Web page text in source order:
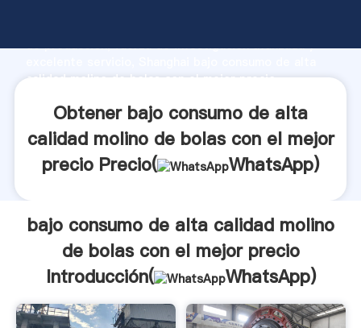
de producción, fuerza de investigación avanzada y
calidad molino de bolas con el mejor precio
clientes.Obtener bajo consumo de alta
calidad molino de bolas con el mejor
precio Precio(
WhatsApp)
bajo consumo de alta calidad molino
de bolas con el mejor precio
Introducción(
WhatsApp)